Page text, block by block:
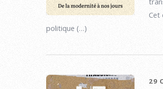
Cet
politique (…)
29